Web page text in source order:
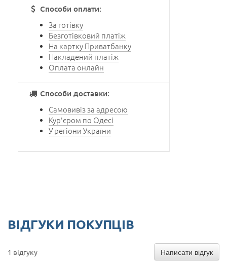
Способи оплати:
За готівку
Безготівковий платіж
На картку Приватбанку
Накладений платіж
Оплата онлайн
Способи доставки:
Самовивіз за адресою
Кур'єром по Одесі
У регіони України
ВІДГУКИ ПОКУПЦІВ
1 відгуку Написати відгук